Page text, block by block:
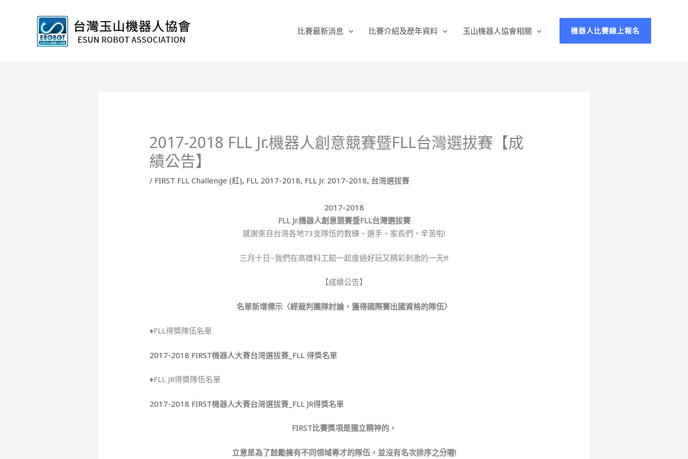
比賽最新消息 比賽介紹及歷年資料 玉山機器人協會相關 機器人比賽線上報名
2017-2018 FLL Jr.機器人創意競賽暨FLL台灣選拔賽【成
績公告】
/ FIRST FLL Challenge (紅), FLL 2017-2018, FLL Jr. 2017-2018, 台灣選拔賽
2017-2018
FLL Jr.機器人創意競賽暨FLL台灣選拔賽
感謝來自台灣各地73支隊伍的教練、選手、家長們，辛苦啦!
三月十日~我們在高雄科工館一起度過好玩又精彩刺激的一天!!!
【成績公告】
名單新增標示〈經裁判團隊討論，獲得國際賽出國資格的隊伍〉
♦FLL得獎隊伍名單
2017-2018 FIRST機器人大賽台灣選拔賽_FLL 得獎名單
♦FLL JR得獎隊伍名單
2017-2018 FIRST機器人大賽台灣選拔賽_FLL JR得獎名單
FIRST比賽獎項是獨立精神的，
立意是為了鼓勵擁有不同領域專才的隊伍， 並沒有名次排序之分喔!